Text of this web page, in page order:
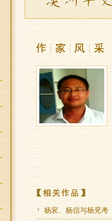
杨衮、杨信与杨兖考